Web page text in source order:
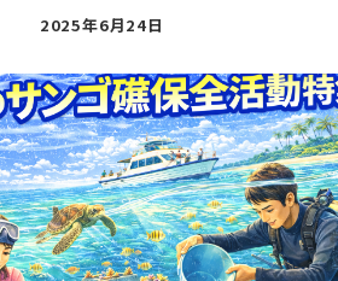
投
日
2025年6月24日